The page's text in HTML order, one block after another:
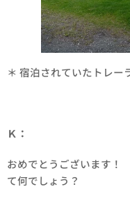
＊ 宿泊されていたトレ
Ｋ：
おめでとうございます！
て何でしょう？